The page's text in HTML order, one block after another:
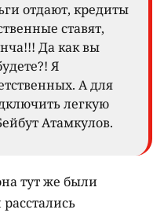
отдают, кредиты
ставят,
Да как вы
Я
А для
легкую
Атамкулов.
тут же были